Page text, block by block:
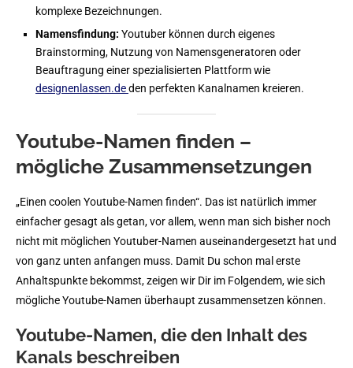
komplexe Bezeichnungen.
Namensfindung: Youtuber können durch eigenes
Brainstorming, Nutzung von Namensgeneratoren oder
Beauftragung einer spezialisierten Plattform wie
designenlassen.deden perfekten Kanalnamen kreieren.
Youtube-Namen finden –
mögliche Zusammensetzungen
„Einen coolen Youtube-Namen finden“. Das ist natürlich immer
einfacher gesagt als getan, vor allem, wenn man sich bisher noch
nicht mit möglichen Youtuber-Namen auseinandergesetzt hat und
von ganz unten anfangen muss. Damit Du schon mal erste
Anhaltspunkte bekommst, zeigen wir Dir im Folgendem, wie sich
mögliche Youtube-Namen überhaupt zusammensetzen können.
Youtube-Namen, die den Inhalt des
Kanals beschreiben